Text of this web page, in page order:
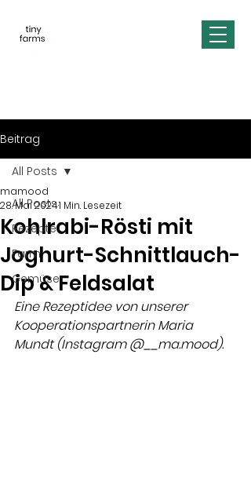
Beitrag
All Posts
Rezepte
Farm
Gemüse
All Posts
Kohlrabi-Rösti mit
Joghurt-Schnittlauch-
Dip & Feldsalat
mamood
28. Mai 20241 Min. Lesezeit
Eine Rezeptidee von unserer
Kooperationspartnerin Maria
Mundt (Instagram @__ma.mood).